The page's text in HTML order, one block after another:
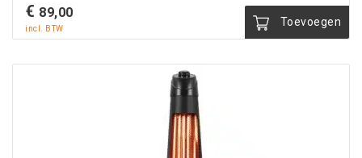
€ 89,00
incl. BTW
Toevoegen